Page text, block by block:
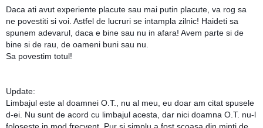
Daca ati avut experiente placute sau mai putin placute, va rog sa
ne povestiti si voi. Astfel de lucruri se intampla zilnic! Haideti sa
spunem adevarul, daca e bine sau nu in afara! Avem parte si de
bine si de rau, de oameni buni sau nu.
Sa povestim totul!
Update:
Limbajul este al doamnei O.T., nu al meu, eu doar am citat spusele
d-ei. Nu sunt de acord cu limbajul acesta, dar nici doamna O.T. nu-l
foloseste in mod frecvent. Pur si simplu a fost scoasa din minti de